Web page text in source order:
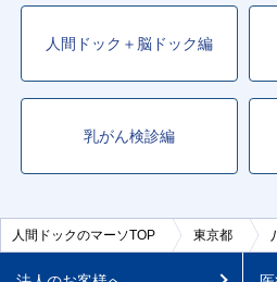
人間ドック＋脳ドック編
乳がん検診編
人間ドックのマーソTOP 東京都